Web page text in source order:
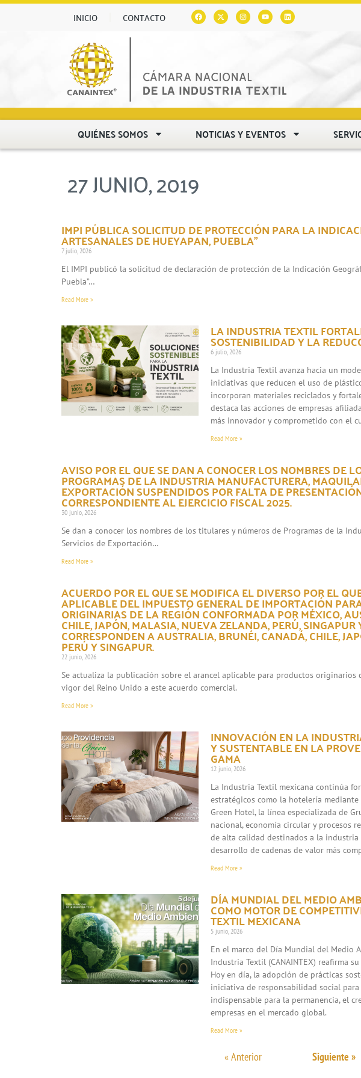
INICIO CONTACTO
QUIÉNES SOMOS NOTICIAS Y EVENTOS
27 JUNIO, 2019
IMPI PÚBLICA SOLICITUD DE PROTECCIÓN PARA LA
ARTESANALES DE HUEYAPAN, PUEBLA”
7 julio, 2026
El IMPI publicó la solicitud de declaración de protección de la Indicación
Puebla”…
Read More »
LA INDUSTRIA TEXTIL
SOSTENIBILIDAD Y LA
6 julio, 2026
La Industria Textil avanza hacia un
iniciativas que reducen el uso de
incorporan materiales reciclados y
destaca las acciones de empresas
más innovador y comprometido con el
Read More »
AVISO POR EL QUE SE DAN A CONOCER LOS NOMBRES DE
PROGRAMAS DE LA INDUSTRIA MANUFACTURERA,
EXPORTACIÓN SUSPENDIDOS POR FALTA DE
CORRESPONDIENTE AL EJERCICIO FISCAL 2025.
30 junio, 2026
Se dan a conocer los nombres de los titulares y números de Programas de la
Servicios de Exportación…
Read More »
ACUERDO POR EL QUE SE MODIFICA EL DIVERSO POR EL
APLICABLE DEL IMPUESTO GENERAL DE IMPORTACIÓN
ORIGINARIAS DE LA REGIÓN CONFORMADA POR MÉXICO,
CHILE, JAPÓN, MALASIA, NUEVA ZELANDA, PERÚ,
CORRESPONDEN A AUSTRALIA, BRUNÉI, CANADÁ, CHILE,
PERÚ Y SINGAPUR.
22 junio, 2026
Se actualiza la publicación sobre el arancel aplicable para productos originarios
vigor del Reino Unido a este acuerdo comercial.
Read More »
INNOVACIÓN EN LA
Y SUSTENTABLE EN LA
GAMA
12 junio, 2026
La Industria Textil mexicana continúa
estratégicos como la hotelería
Green Hotel, la línea especializada de
nacional, economía circular y procesos
de alta calidad destinados a la
desarrollo de cadenas de valor más
Read More »
DÍA MUNDIAL DEL MEDIO
COMO MOTOR DE
TEXTIL MEXICANA
5 junio, 2026
En el marco del Día Mundial del Medio
Industria Textil (CANAINTEX) reafirma
Hoy en día, la adopción de prácticas
iniciativa de responsabilidad social
indispensable para la permanencia, el
empresas en el mercado global.
Read More »
« Anterior Siguiente »